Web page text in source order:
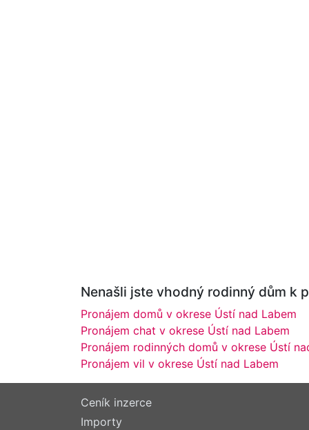
Nenašli jste vhodný rodinný dům k
Pronájem domů v okrese Ústí nad Labem
Pronájem chat v okrese Ústí nad Labem
Pronájem rodinných domů v okrese Ústí
Pronájem vil v okrese Ústí nad Labem
Ceník inzerce
Importy